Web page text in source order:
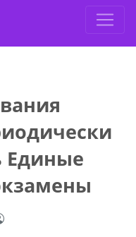
Единые